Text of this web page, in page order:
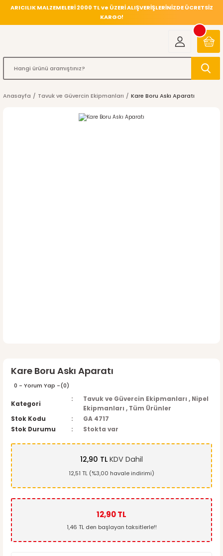
ARICILIK MALZEMELERİ 2000 TL ve ÜZERİ ALIŞVERİŞLERİNİZDE ÜCRETSİZ
KARGO!
Anasayfa Tavuk ve Güvercin Ekipmanları Kare Boru Askı Aparatı
Kare Boru Askı Aparatı
0 - Yorum Yap -(0)
Kategori
Tavuk ve Güvercin Ekipmanları , Nipel
Ekipmanları , Tüm Ürünler
Stok Kodu
GA 4717
Stok Durumu
Stokta var
12,90 TL KDV Dahil
12,51 TL (%3,00 havale indirimi)
12,90 TL
1,46 TL den başlayan taksitlerle!!